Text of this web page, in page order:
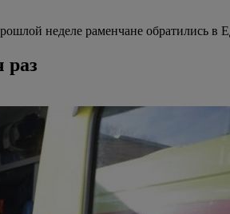
неделе раменчане обратились в
раз